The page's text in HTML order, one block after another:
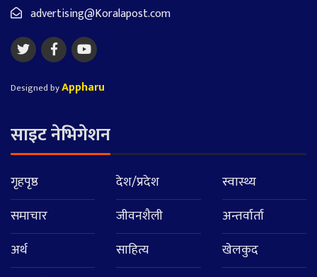
advertising@Koralapost.com
Designed byAppharu
साइट नेभिगेशन
गृहपृष्ठ
समाचार
अर्थ
देश/प्रदेश
जीवनशैली
साहित्य
स्वास्थ्य
अन्तर्वार्ता
खेलकुद